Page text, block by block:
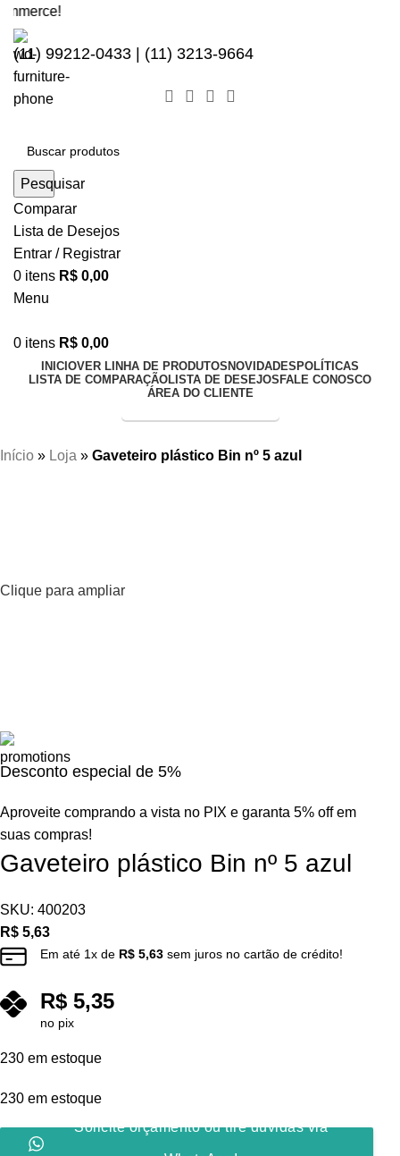
(11) 99212-0433 | (11) 3213-9664
Pesquisar
Comparar
Lista de Desejos
Entrar / Registrar
0 itens R$ 0,00
Menu
0 itens R$ 0,00
INICIOVER LINHA DE PRODUTOS NOVIDADES POLÍTICAS
LISTA DE COMPARAÇÃOLISTA DE DESEJOS FALE CONOSCO
ÁREA DO CLIENTE
Início » Loja »Gaveteiro plástico Bin nº 5 azul
Clique para ampliar
Desconto especial de 5%
Aproveite comprando a vista no PIX e garanta 5% off em
suas compras!
Gaveteiro plástico Bin nº 5 azul
SKU:400203
R$ 5,63
Em até 1x de R$ 5,63 sem juros no cartão de crédito!
R$ 5,35
no pix
230 em estoque
230 em estoque
Solicite orçamento ou tire dúvidas via